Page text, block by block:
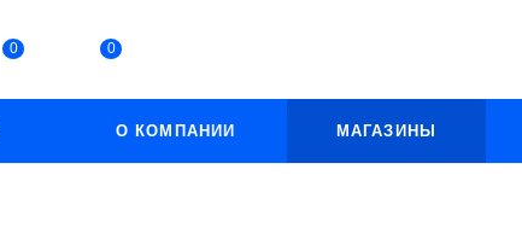
0 0
О КОМПАНИИ МАГАЗИНЫ